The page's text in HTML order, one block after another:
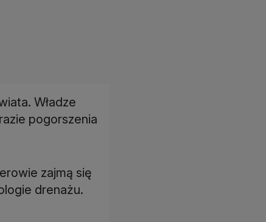
Władze
pogorszenia
zajmą się
drenażu.